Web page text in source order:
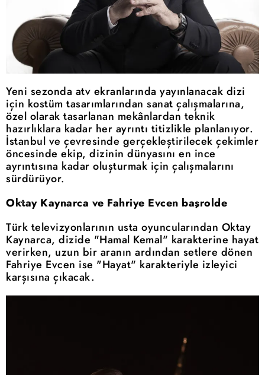
Yeni sezonda atv ekranlarında yayınlanacak dizi
için kostüm tasarımlarından sanat çalışmalarına,
özel olarak tasarlanan mekânlardan teknik
hazırlıklara kadar her ayrıntı titizlikle planlanıyor.
İstanbul ve çevresinde gerçekleştirilecek çekimler
öncesinde ekip, dizinin dünyasını en ince
ayrıntısına kadar oluşturmak için çalışmalarını
sürdürüyor.
Oktay Kaynarca ve Fahriye Evcen başrolde
Türk televizyonlarının usta oyuncularından Oktay
Kaynarca, dizide "Hamal Kemal" karakterine hayat
verirken, uzun bir aranın ardından setlere dönen
Fahriye Evcen ise "Hayat" karakteriyle izleyici
karşısına çıkacak.